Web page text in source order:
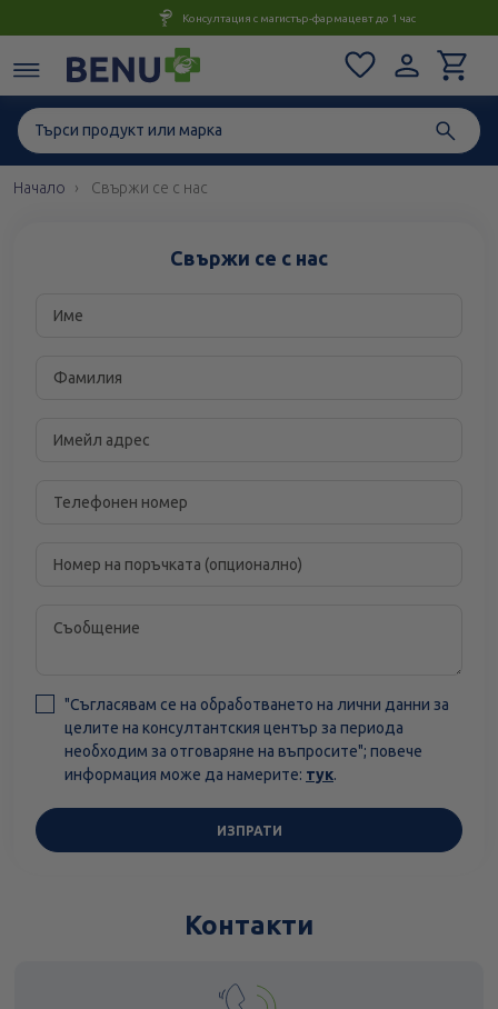
Консултация с магистър-фармацевт до 1 час
Начало Свържи се с нас
Контакти
Свържи се с нас
"Съгласявам се на обработването на лични данни за
целите на консултантския център за периода
необходим за отговаряне на въпросите"; повече
информация може да намерите: тук.
ИЗПРАТИ